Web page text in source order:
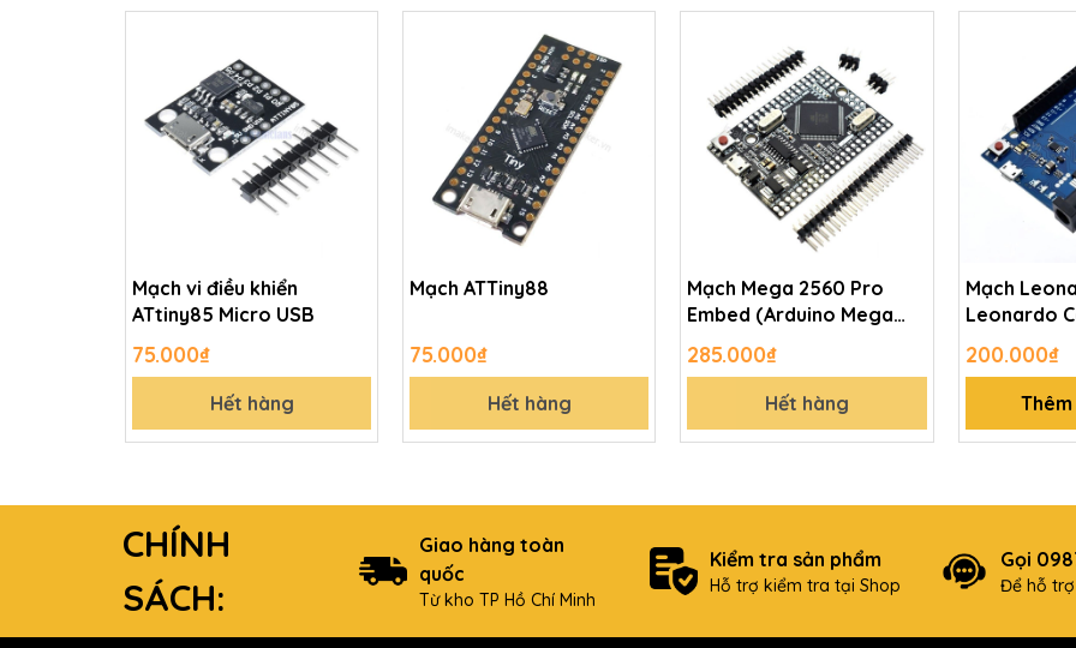
Mạch vi điều khiển
ATtiny85 Micro USB
75.000₫
Hết hàng
Mạch ATTiny88
75.000₫
Hết hàng
Mạch Mega 2560 Pro
Embed (Arduino Mega
2560 Compatible)
285.000₫
Hết hàng
Mạch
Leonardo
200.000₫
CHÍNH
SÁCH:
Giao hàng toàn
quốc
Từ kho TP Hồ Chí Minh
Kiểm tra sản phẩm
Hỗ trợ kiểm tra tại Shop
Gọi
Để hỗ